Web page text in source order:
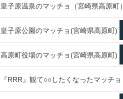
皇子原温泉のマッチョ（宮崎県高原町）
皇子原公園のマッチョ(宮崎県高原町)
高原町役場のマッチョ(宮崎県高原町)
『RRR』観て○○したくなったマッチョ